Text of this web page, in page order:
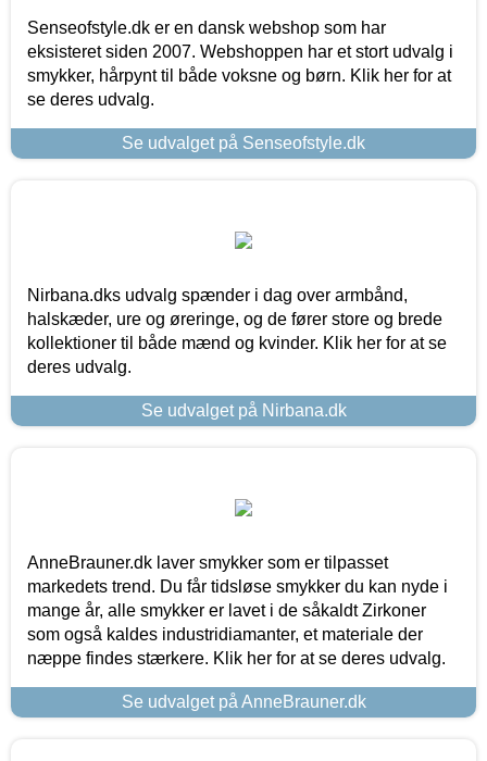
Senseofstyle.dk er en dansk webshop som har
eksisteret siden 2007. Webshoppen har et stort udvalg i
smykker, hårpynt til både voksne og børn. Klik her for at
se deres udvalg.
Se udvalget på Senseofstyle.dk
Nirbana.dks udvalg spænder i dag over armbånd,
halskæder, ure og øreringe, og de fører store og brede
kollektioner til både mænd og kvinder. Klik her for at se
deres udvalg.
Se udvalget på Nirbana.dk
AnneBrauner.dk laver smykker som er tilpasset
markedets trend. Du får tidsløse smykker du kan nyde i
mange år, alle smykker er lavet i de såkaldt Zirkoner
som også kaldes industridiamanter, et materiale der
næppe findes stærkere. Klik her for at se deres udvalg.
Se udvalget på AnneBrauner.dk